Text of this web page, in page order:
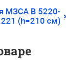
МЗСА B 5220-
(h=210 см)